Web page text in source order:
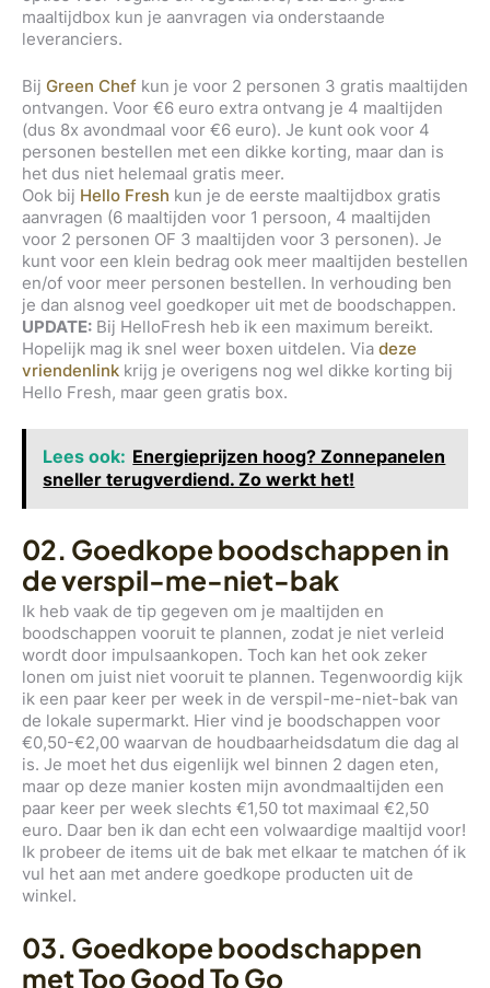
maaltijdbox kun je aanvragen via onderstaande
leveranciers.
Bij Green Chef kun je voor 2 personen 3 gratis maaltijden
ontvangen. Voor €6 euro extra ontvang je 4 maaltijden
(dus 8x avondmaal voor €6 euro). Je kunt ook voor 4
personen bestellen met een dikke korting, maar dan is
het dus niet helemaal gratis meer.
Ook bij Hello Fresh kun je de eerste maaltijdbox gratis
aanvragen (6 maaltijden voor 1 persoon, 4 maaltijden
voor 2 personen OF 3 maaltijden voor 3 personen). Je
kunt voor een klein bedrag ook meer maaltijden bestellen
en/of voor meer personen bestellen. In verhouding ben
je dan alsnog veel goedkoper uit met de boodschappen.
UPDATE: Bij HelloFresh heb ik een maximum bereikt.
Hopelijk mag ik snel weer boxen uitdelen. Via deze
vriendenlink krijg je overigens nog wel dikke korting bij
Hello Fresh, maar geen gratis box.
Lees ook: Energieprijzen hoog? Zonnepanelen
sneller terugverdiend. Zo werkt het!
02. Goedkope boodschappen in
de verspil-me-niet-bak
Ik heb vaak de tip gegeven om je maaltijden en
boodschappen vooruit te plannen, zodat je niet verleid
wordt door impulsaankopen. Toch kan het ook zeker
lonen om juist niet vooruit te plannen. Tegenwoordig kijk
ik een paar keer per week in de verspil-me-niet-bak van
de lokale supermarkt. Hier vind je boodschappen voor
€0,50-€2,00 waarvan de houdbaarheidsdatum die dag al
is. Je moet het dus eigenlijk wel binnen 2 dagen eten,
maar op deze manier kosten mijn avondmaaltijden een
paar keer per week slechts €1,50 tot maximaal €2,50
euro. Daar ben ik dan echt een volwaardige maaltijd voor!
Ik probeer de items uit de bak met elkaar te matchen óf ik
vul het aan met andere goedkope producten uit de
winkel.
03. Goedkope boodschappen
met Too Good To Go